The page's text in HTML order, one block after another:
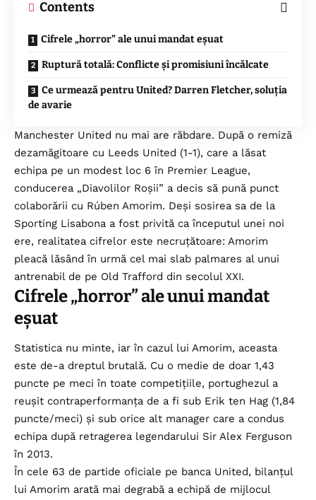
Contents
Cifrele „horror” ale unui mandat eșuat
Ruptură totală: Conflicte și promisiuni încălcate
Ce urmează pentru United? Darren Fletcher, soluția
de avarie
Manchester United nu mai are răbdare. După o remiză
dezamăgitoare cu Leeds United (1-1), care a lăsat
echipa pe un modest loc 6 în Premier League,
conducerea „Diavolilor Roșii” a decis să pună punct
colaborării cu Rúben Amorim. Deși sosirea sa de la
Sporting Lisabona a fost privită ca începutul unei noi
ere, realitatea cifrelor este necruțătoare: Amorim
pleacă lăsând în urmă cel mai slab palmares al unui
antrenabil de pe Old Trafford din secolul XXI.
Cifrele „horror” ale unui mandat
eșuat
Statistica nu minte, iar în cazul lui Amorim, aceasta
este de-a dreptul brutală. Cu o medie de doar 1,43
puncte pe meci în toate competițiile, portughezul a
reușit contraperformanța de a fi sub Erik ten Hag (1,84
puncte/meci) și sub orice alt manager care a condus
echipa după retragerea legendarului Sir Alex Ferguson
în 2013.
În cele 63 de partide oficiale pe banca United, bilanțul
lui Amorim arată mai degrabă a echipă de mijlocul